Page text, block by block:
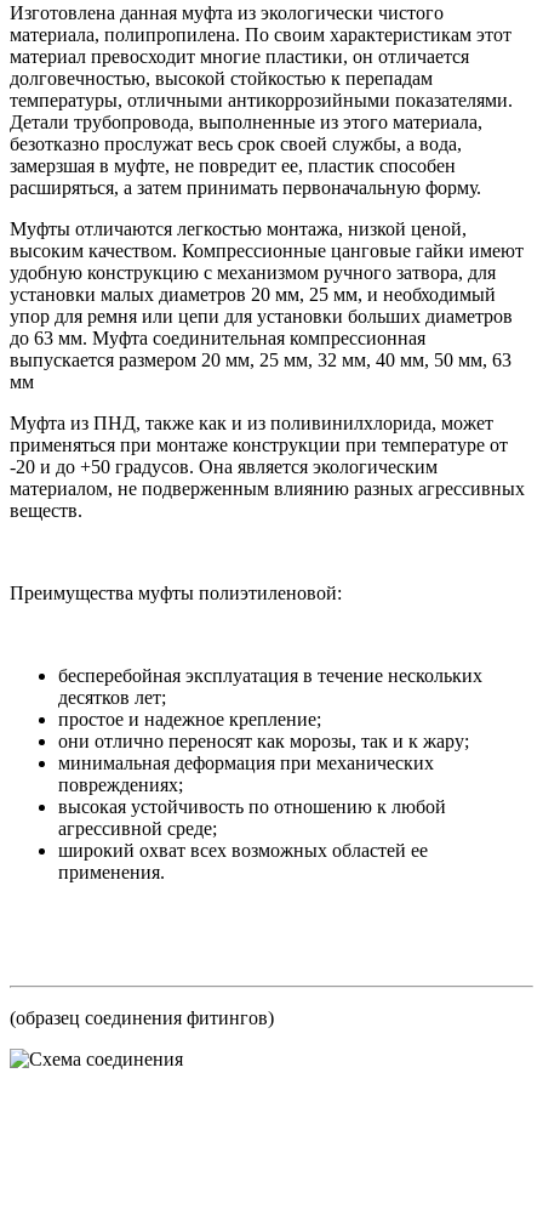
Изготовлена данная муфта из экологически чистого
материала, полипропилена. По своим характеристикам этот
материал превосходит многие пластики, он отличается
долговечностью, высокой стойкостью к перепадам
температуры, отличными антикоррозийными показателями.
Детали трубопровода, выполненные из этого материала,
безотказно прослужат весь срок своей службы, а вода,
замерзшая в муфте, не повредит ее, пластик способен
расширяться, а затем принимать первоначальную форму.
Муфты отличаются легкостью монтажа, низкой ценой,
высоким качеством. Компрессионные цанговые гайки имеют
удобную конструкцию с механизмом ручного затвора, для
установки малых диаметров 20 мм, 25 мм, и необходимый
упор для ремня или цепи для установки больших диаметров
до 63 мм. Муфта соединительная компрессионная
выпускается размером 20 мм, 25 мм, 32 мм, 40 мм, 50 мм, 63
мм
Муфта из ПНД, также как и из поливинилхлорида, может
применяться при монтаже конструкции при температуре от
-20 и до +50 градусов. Она является экологическим
материалом, не подверженным влиянию разных агрессивных
веществ.
Преимущества муфты полиэтиленовой:
бесперебойная эксплуатация в течение нескольких
десятков лет;
простое и надежное крепление;
они отлично переносят как морозы, так и к жару;
минимальная деформация при механических
повреждениях;
высокая устойчивость по отношению к любой
агрессивной среде;
широкий охват всех возможных областей ее
применения.
(образец соединения фитингов)